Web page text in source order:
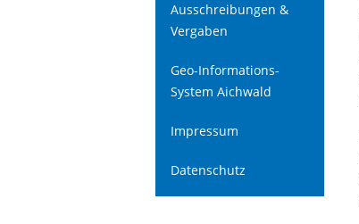
Ausschreibungen &
Vergaben
Geo-Informations-
System Aichwald
Impressum
Datenschutz